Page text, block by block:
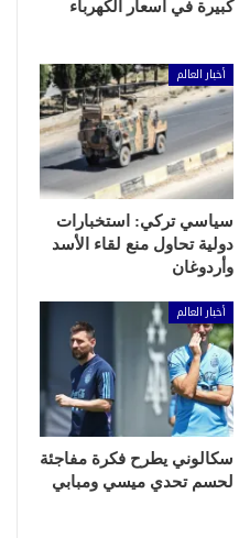
كبيرة في أسعار الكهرباء
أخبار العالم
سياسي تركي: استخبارات
دولية تحاول منع لقاء الأسد
وأردوغان
أخبار العالم
سكالوني يطرح فكرة مفاجئة
لحسم تحدي ميسي ومبابي